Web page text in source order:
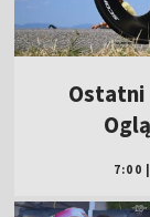
Ostatni
7:00